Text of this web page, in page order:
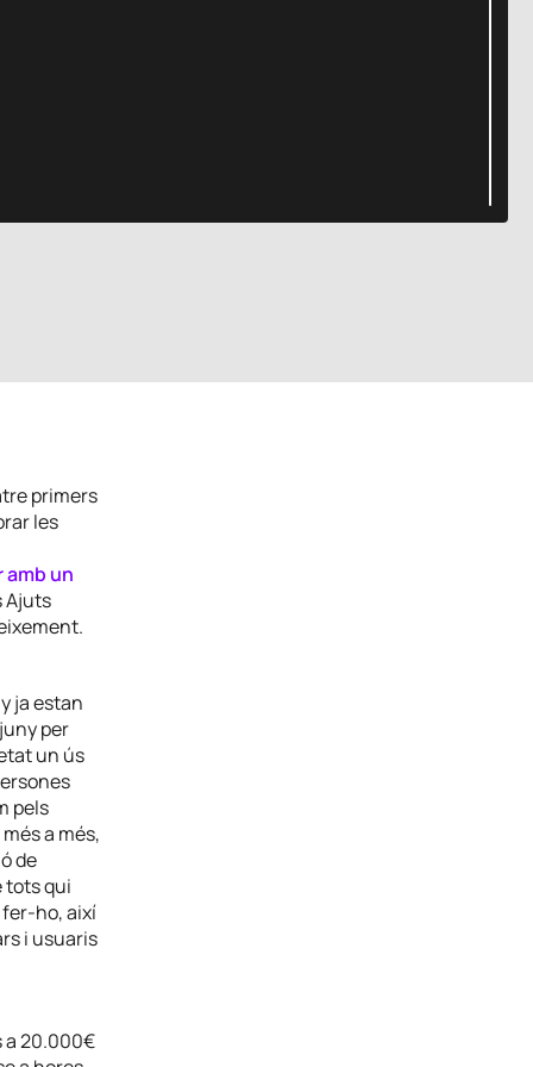
primers
les
amb un
Ajuts
ja estan
per
un ús
pels
a més,
de
tots qui
fer-ho, així
i usuaris
a 20.000€